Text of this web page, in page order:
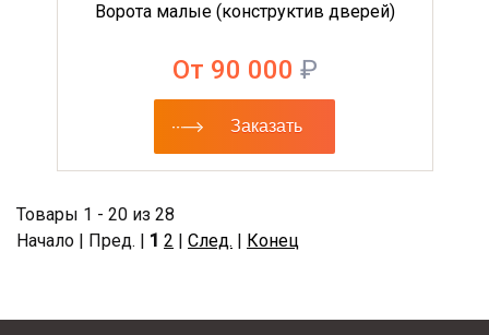
Ворота малые (конструктив дверей)
От 90 000 ₽
Заказать
Товары 1 - 20 из 28
Начало | Пред. | 1 2 След. Конец